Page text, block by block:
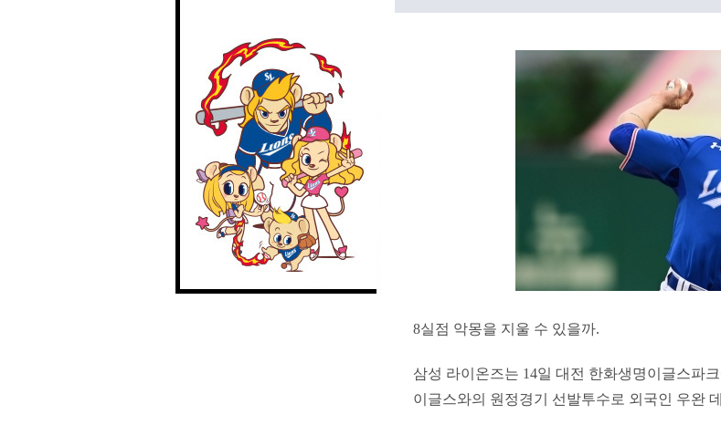
8실점 악몽을 지울 수 있을까.
삼성 라이온즈는 14일 대전 한화생명이글스파
이글스와의 원정경기 선발투수로 외국인 우완